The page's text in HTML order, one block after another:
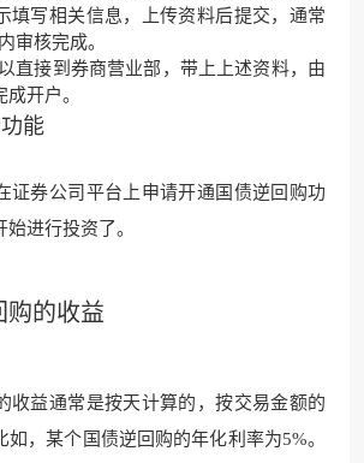
填写相关信息，上传资料后提交，通常
审核完成。
直接到券商营业部，带上上述资料，由
开户。
能
证券公司平台上申请开通国债逆回购功
进行投资了。
购的收益
收益通常是按天计算的，按交易金额的
如，某个国债逆回购的年化利率为5%。